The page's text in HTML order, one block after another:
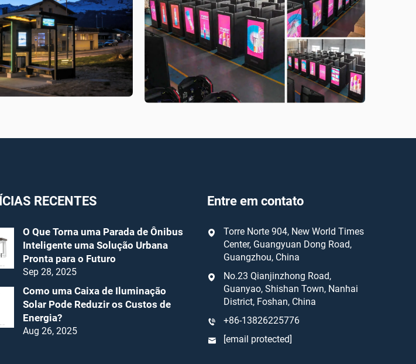
RECENTES
O Que Torna uma Parada de Ônibus
Inteligente uma Solução Urbana
Pronta para o Futuro
Sep 28, 2025
Como uma Caixa de Iluminação
Solar Pode Reduzir os Custos de
Energia?
Aug 26, 2025
Entre em contato
Torre Norte 904, New World Times
Center, Guangyuan Dong Road,
Guangzhou, China
No.23 Qianjinzhong Road,
Guanyao, Shishan Town, Nanhai
District, Foshan, China
+86-13826225776
[email protected]